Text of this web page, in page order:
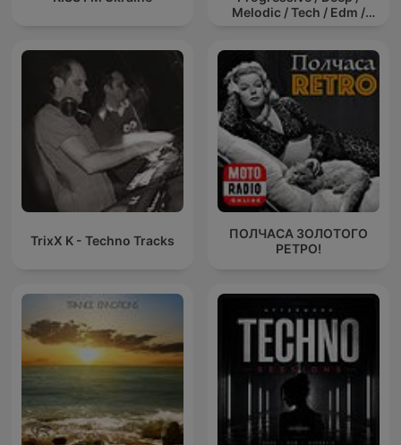
Melodic / Tech / Edm /
Dance Musi
TrixX K - Techno Tracks
ПОЛЧАСА ЗОЛОТОГО
РЕТРО!